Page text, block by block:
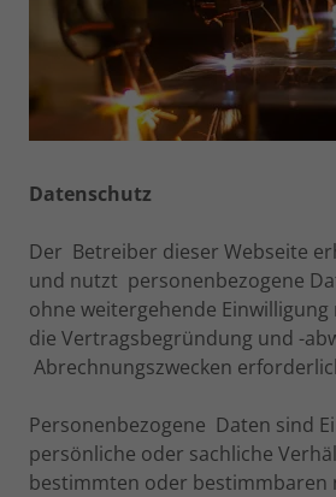
Datenschutz
Der Betreiber dieser Webseite
und nutzt personenbezogene
ohne weitergehende
die Vertragsbegründung und -
Abrechnungszwecken
Personenbezogene Daten sind
persönliche oder sachliche
bestimmten oder bestimmbaren